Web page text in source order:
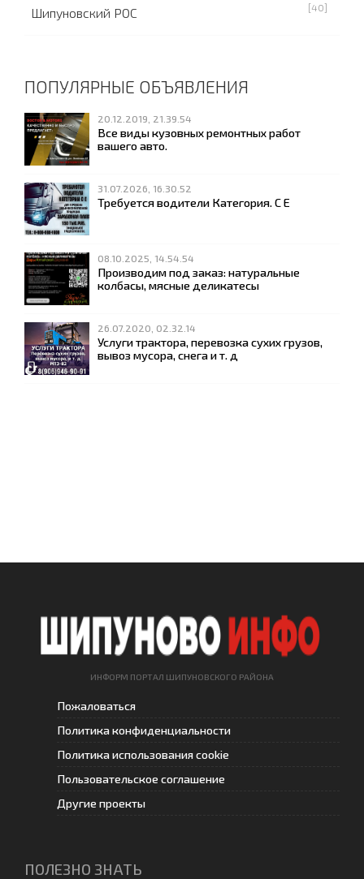
Шипуновский РОС [40]
ПОПУЛЯРНЫЕ ОБЪЯВЛЕНИЯ
20.12.2019, 21.39.54
Все виды кузовных ремонтных работ
вашего авто.
31.07.2026, 16.30.52
Требуется водители Категория. С Е
08.10.2025, 14.54.54
Производим под заказ: натуральные
колбасы, мясные деликатесы
26.07.2020, 02.32.14
Услуги трактора, перевозка сухих грузов,
вывоз мусора, снега и т. д
ИНФОРМ ПОРТАЛ ШИПУНОВСКОГО РАЙОНА
Пожаловаться
Политика конфиденциальности
Политика использования cookie
Пользовательское соглашение
Другие проекты
ПОЛЕЗНО ЗНАТЬ